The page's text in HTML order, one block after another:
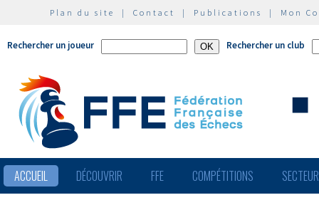
Plan du site | Contact | Publications | Mon
Rechercher un joueur Rechercher un club
ACCUEIL DÉCOUVRIR FFE COMPÉTITIONS